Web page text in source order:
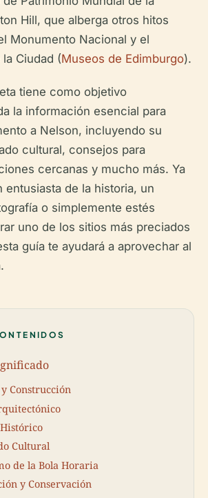
Hill, que alberga otros hitos
Monumento Nacional y el
Ciudad (Museos de Edimburgo).
tiene como objetivo
la información esencial para
a Nelson, incluyendo su
cultural, consejos para
cercanas y mucho más. Ya
entusiasta de la historia, un
o simplemente estés
uno de los sitios más preciados
guía te ayudará a aprovechar al
Construcción
Cultural
de la Bola Horaria
y Conservación